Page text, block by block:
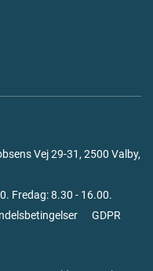
Vej 29-31, 2500 Valby,
Fredag: 8.30 - 16.00.
GDPR